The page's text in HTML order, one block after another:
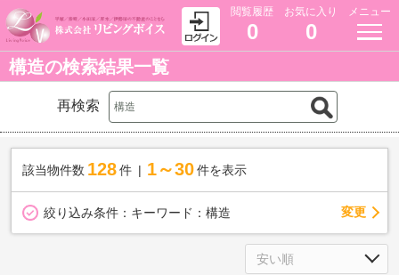
閲覧履歴
0
お気に入り
0
メニュー
構造の検索結果一覧
再検索
該当物件数 128件 1～30 件を表示
絞り込み条件： キーワード：構造 変更